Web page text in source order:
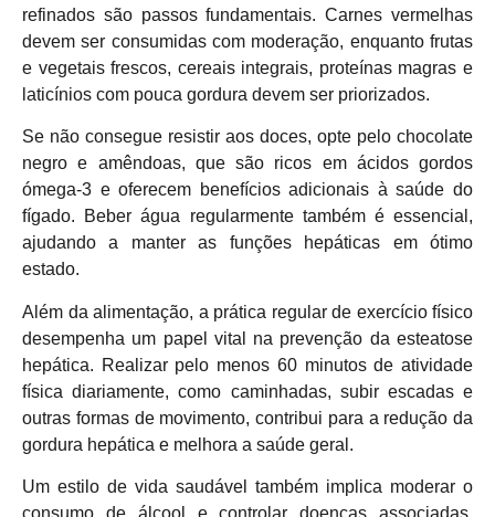
refinados são passos fundamentais. Carnes vermelhas
devem ser consumidas com moderação, enquanto frutas
e vegetais frescos, cereais integrais, proteínas magras e
laticínios com pouca gordura devem ser priorizados.
Se não consegue resistir aos doces, opte pelo chocolate
negro e amêndoas, que são ricos em ácidos gordos
ómega-3 e oferecem benefícios adicionais à saúde do
fígado. Beber água regularmente também é essencial,
ajudando a manter as funções hepáticas em ótimo
estado.
Além da alimentação, a prática regular de exercício físico
desempenha um papel vital na prevenção da esteatose
hepática. Realizar pelo menos 60 minutos de atividade
física diariamente, como caminhadas, subir escadas e
outras formas de movimento, contribui para a redução da
gordura hepática e melhora a saúde geral.
Um estilo de vida saudável também implica moderar o